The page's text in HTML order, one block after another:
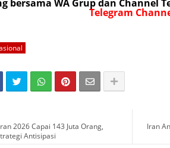
bersama WA Grup dan Channel
Telegram
Iran
2026 Capai 143 Juta Orang,
Antisipasi